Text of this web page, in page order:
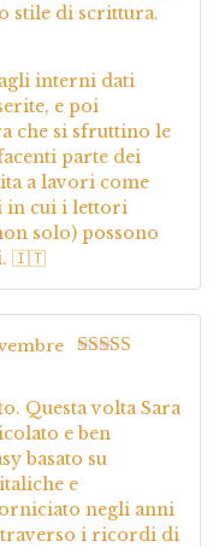
stile di scrittura.
interni dati
e poi
che si sfruttino le
parte dei
a lavori come
in cui i lettori
solo) possono
🇮🇹
Questa volta Sara
e ben
basato su
e
negli anni
i ricordi di